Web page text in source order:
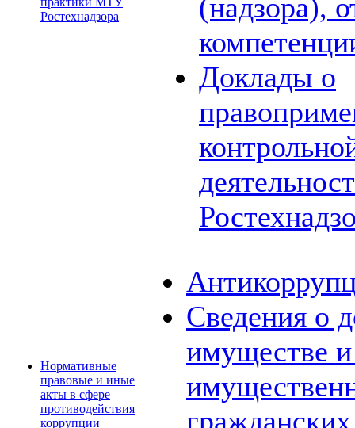
Ростехнадзора
(надзора),
Доклады о
Нормативные
правовые и иные
акты в сфере
противодействия
коррупции
Сведения о
имуществе и